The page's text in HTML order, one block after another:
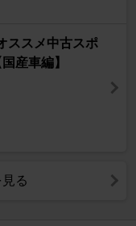
ススメ中古スポ
産車編】
る